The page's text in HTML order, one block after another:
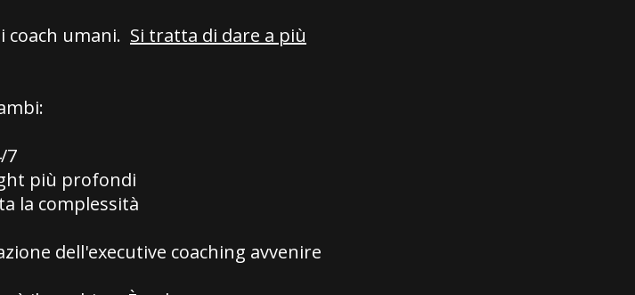
coach umani. Si tratta di dare a più
7
più profondi
la complessità
dell'executive coaching avvenire